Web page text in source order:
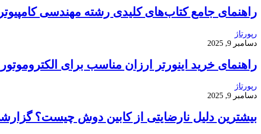
راهنمای جامع کتاب‌های کلیدی رشته مهندسی
رپورتاژ
دسامبر 9, 2025
راهنمای خرید اینورتر ارزان مناسب برای الکتروموتور
رپورتاژ
دسامبر 9, 2025
بیشترین دلیل نارضایتی از کابین دوش چیست؟